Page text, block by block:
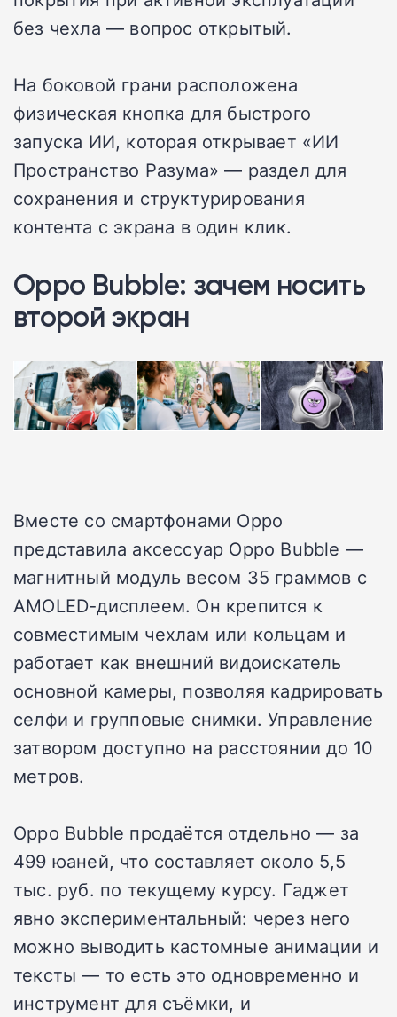
без чехла — вопрос открытый.
На боковой грани расположена
физическая кнопка для быстрого
запуска ИИ, которая открывает «ИИ
Пространство Разума» — раздел для
сохранения и структурирования
контента с экрана в один клик.
Oppo Bubble: зачем носить
второй экран
Вместе со смартфонами Oppo
представила аксессуар Oppo Bubble —
магнитный модуль весом 35 граммов с
AMOLED-дисплеем. Он крепится к
совместимым чехлам или кольцам и
работает как внешний видоискатель
основной камеры, позволяя кадрировать
селфи и групповые снимки. Управление
затвором доступно на расстоянии до 10
метров.
Oppo Bubble продаётся отдельно — за
499 юаней, что составляет около 5,5
тыс. руб. по текущему курсу. Гаджет
явно экспериментальный: через него
можно выводить кастомные анимации и
тексты — то есть это одновременно и
инструмент для съёмки, и